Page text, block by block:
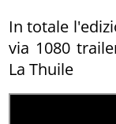
In totale
via 1080
La Thuile